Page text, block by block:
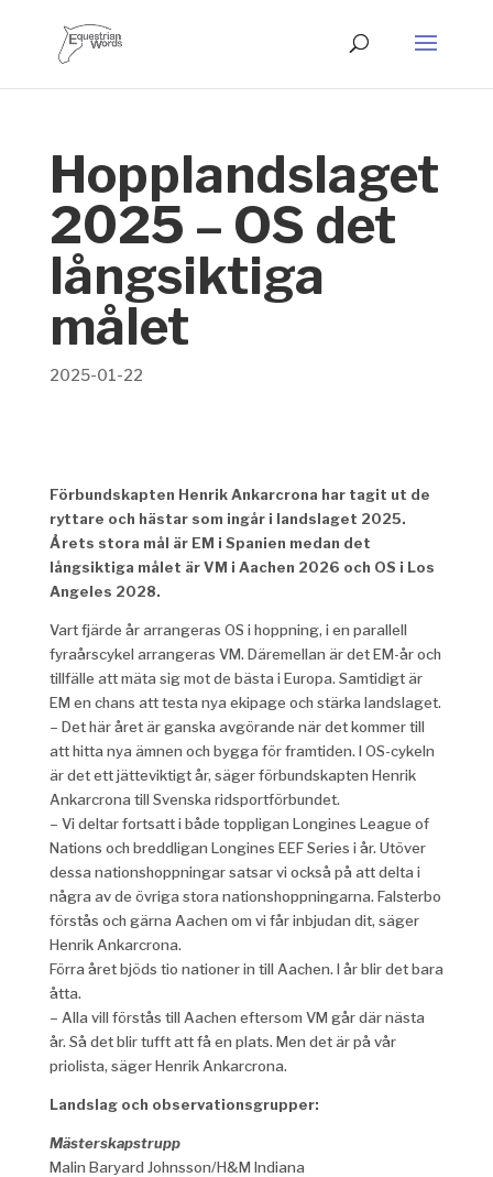
Hopplandslaget
2025 – OS det
långsiktiga
målet
2025-01-22
Förbundskapten Henrik Ankarcrona har tagit ut de
ryttare och hästar som ingår i landslaget 2025.
Årets stora mål är EM i Spanien medan det
långsiktiga målet är VM i Aachen 2026 och OS i Los
Angeles 2028.
Vart fjärde år arrangeras OS i hoppning, i en parallell
fyraårscykel arrangeras VM. Däremellan är det EM-år och
tillfälle att mäta sig mot de bästa i Europa. Samtidigt är
EM en chans att testa nya ekipage och stärka landslaget.
– Det här året är ganska avgörande när det kommer till
att hitta nya ämnen och bygga för framtiden. I OS-cykeln
är det ett jätteviktigt år, säger förbundskapten Henrik
Ankarcrona till Svenska ridsportförbundet.
– Vi deltar fortsatt i både toppligan Longines League of
Nations och breddligan Longines EEF Series i år. Utöver
dessa nationshoppningar satsar vi också på att delta i
några av de övriga stora nationshoppningarna. Falsterbo
förstås och gärna Aachen om vi får inbjudan dit, säger
Henrik Ankarcrona.
Förra året bjöds tio nationer in till Aachen. I år blir det bara
åtta.
– Alla vill förstås till Aachen eftersom VM går där nästa
år. Så det blir tufft att få en plats. Men det är på vår
priolista, säger Henrik Ankarcrona.
Landslag och observationsgrupper:
Mästerskapstrupp
Malin Baryard Johnsson/H&M Indiana